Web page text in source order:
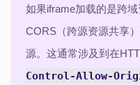
如果iframe加载的是跨
CORS（跨源资源共享
源。这通常涉及到在
Control-Allow-